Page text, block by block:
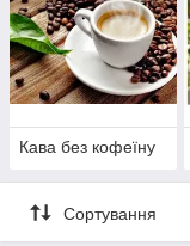
Кава без кофеїну
Сортування